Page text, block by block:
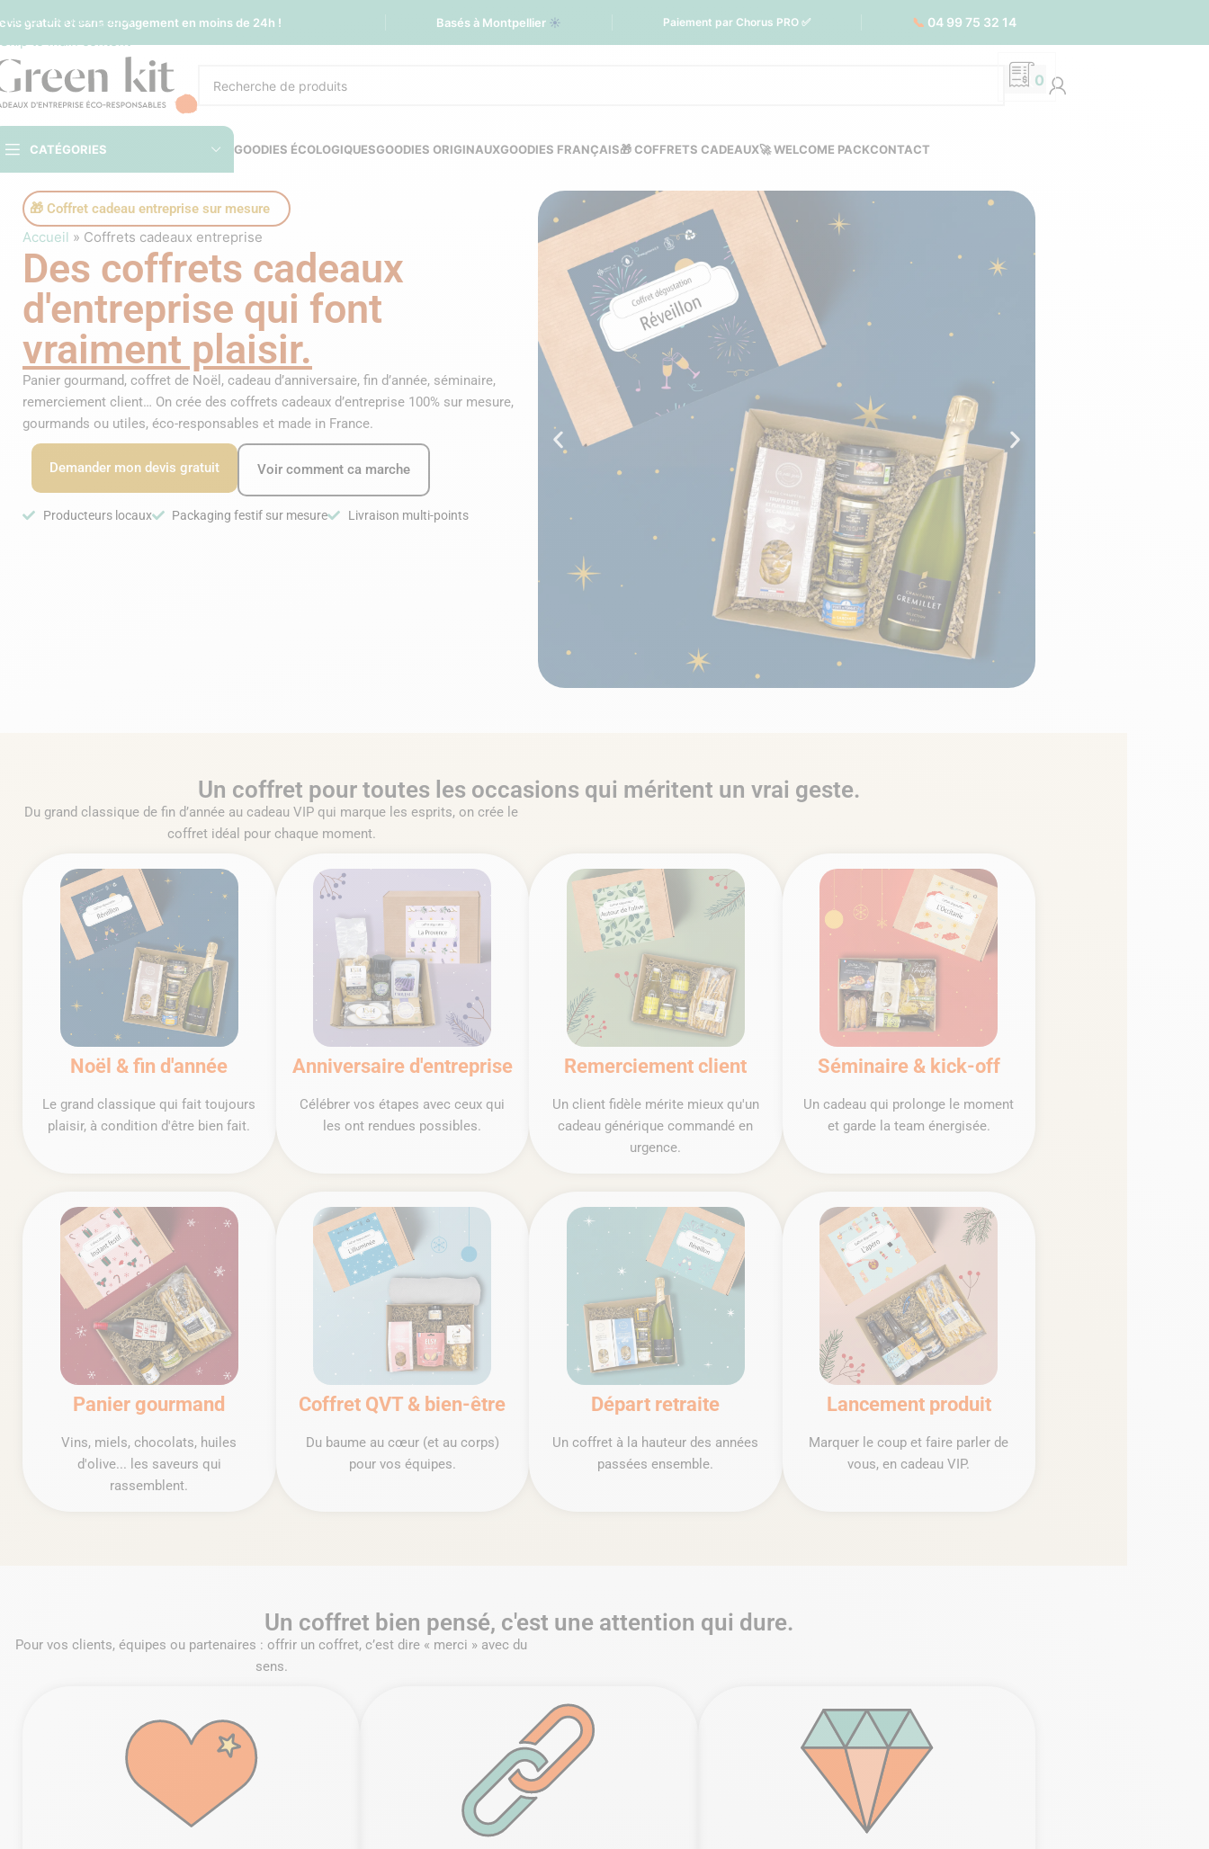
Sauter à la navigation
Skip to main content
gratuit et sans engagement en moins de 24h ! Basés à Montpellier ☀️ Paiement par Chorus PRO ✅ 📞 04 99 75 32 14
0
CATÉGORIES GOODIES ÉCOLOGIQUESGOODIES ORIGINAUXGOODIES FRANÇAIS🎁 COFFRETS CADEAUX🚀 WELCOME PACKCONTACT
🎁 Coffret cadeau entreprise sur mesure
Accueil » Coffrets cadeaux entreprise
Des coffrets cadeaux
d'entreprise qui font
vraiment plaisir.
Panier gourmand, coffret de Noël, cadeau d’anniversaire, fin d’année, séminaire,
remerciement client… On crée des coffrets cadeaux d’entreprise 100% sur mesure,
gourmands ou utiles, éco-responsables et made in France.
Demander mon devis gratuit Voir comment ca marche
Producteurs locaux Packaging festif sur mesure Livraison multi-points
Un coffret pour toutes les occasions qui méritent un vrai geste.
Du grand classique de fin d’année au cadeau VIP qui marque les esprits, on crée le
coffret idéal pour chaque moment.
Noël & fin d'année
Le grand classique qui fait toujours
plaisir, à condition d'être bien fait.
Anniversaire d'entreprise
Célébrer vos étapes avec ceux qui
les ont rendues possibles.
Remerciement client
Un client fidèle mérite mieux qu'un
cadeau générique commandé en
urgence.
Séminaire & kick-off
Un cadeau qui prolonge le moment
et garde la team énergisée.
Panier gourmand
Vins, miels, chocolats, huiles
d'olive... les saveurs qui
rassemblent.
Coffret QVT & bien-être
Du baume au cœur (et au corps)
pour vos équipes.
Départ retraite
Un coffret à la hauteur des années
passées ensemble.
Lancement produit
Marquer le coup et faire parler de
vous, en cadeau VIP.
Un coffret bien pensé, c'est une attention qui dure.
Pour vos clients, équipes ou partenaires : offrir un coffret, c’est dire « merci » avec du
sens.